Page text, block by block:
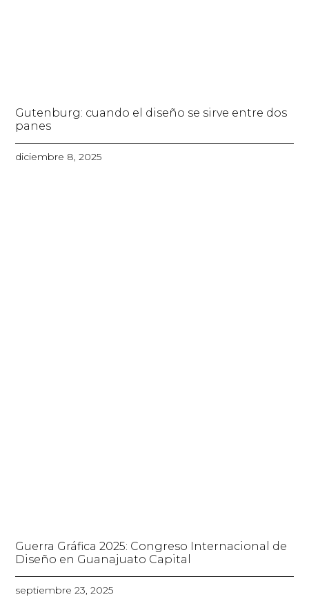
Gutenburg: cuando el diseño se sirve entre dos
panes
diciembre 8, 2025
Guerra Gráfica 2025: Congreso Internacional de
Diseño en Guanajuato Capital
septiembre 23, 2025